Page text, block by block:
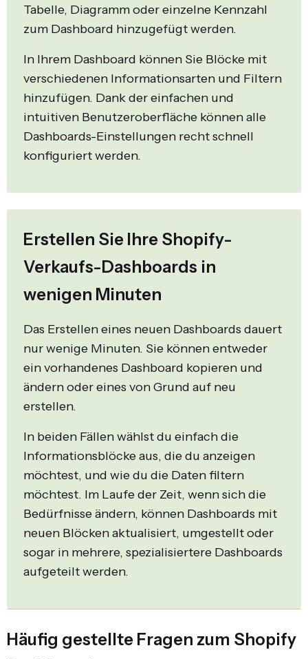
Tabelle, Diagramm oder einzelne Kennzahl
zum Dashboard hinzugefügt werden.
In Ihrem Dashboard können Sie Blöcke mit
verschiedenen Informationsarten und Filtern
hinzufügen. Dank der einfachen und
intuitiven Benutzeroberfläche können alle
Dashboards-Einstellungen recht schnell
konfiguriert werden.
Erstellen Sie Ihre Shopify-
Verkaufs-Dashboards in
wenigen Minuten
Das Erstellen eines neuen Dashboards dauert
nur wenige Minuten. Sie können entweder
ein vorhandenes Dashboard kopieren und
ändern oder eines von Grund auf neu
erstellen.
In beiden Fällen wählst du einfach die
Informationsblöcke aus, die du anzeigen
möchtest, und wie du die Daten filtern
möchtest. Im Laufe der Zeit, wenn sich die
Bedürfnisse ändern, können Dashboards mit
neuen Blöcken aktualisiert, umgestellt oder
sogar in mehrere, spezialisiertere Dashboards
aufgeteilt werden.
Häufig gestellte Fragen zum Shopify